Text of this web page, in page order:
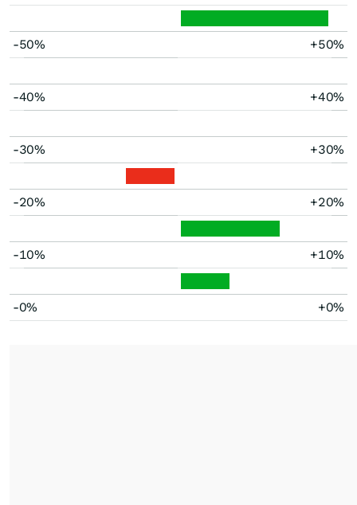
-50% +50%
-40% +40%
-30% +30%
-20% +20%
-10% +10%
-0% +0%